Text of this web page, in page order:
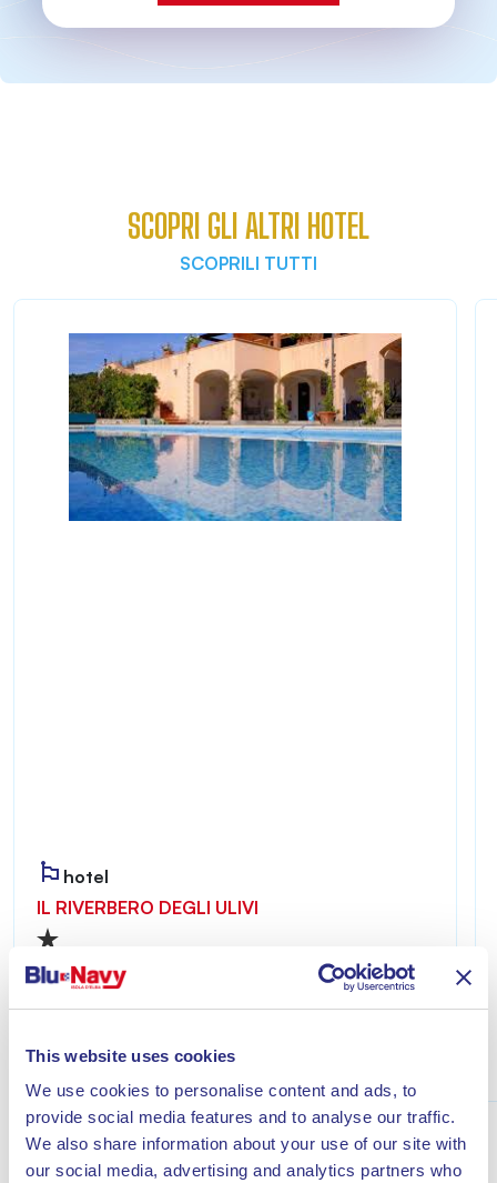
This website uses cookies
We use cookies to personalise content and ads, to
provide social media features and to analyse our traffic.
We also share information about your use of our site with
our social media, advertising and analytics partners who
SCOPRI GLI ALTRI HOTEL
SCOPRILI TUTTI
hotel
IL RIVERBERO DEGLI ULIVI
Riverbero degli Ulivi è accogliente e riservato,
ideale per chi desidera vivere un soggiorno
all’insegna del relax a pochi minuti dal mare di
Scopri